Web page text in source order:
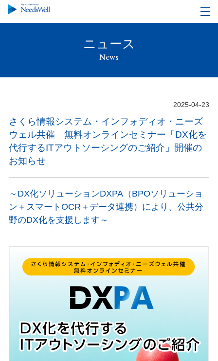
ニュース
News
2025-04-23
さくら情報システム・インフォディオ・ニーズ
ウェル共催 無料オンラインセミナー「DX化を
代行するITアウトソーシングのご紹介」開催の
お知らせ
～DX化ソリューションDXPA（BPOソリューショ
ン＋スマートOCR＋データ連携）により、公共分
野のDX化を支援します～